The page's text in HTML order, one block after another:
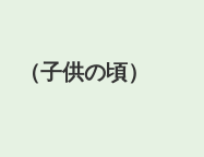
（子供の頃）